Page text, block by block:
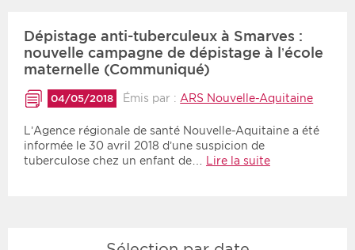
Dépistage anti-tuberculeux à Smarves :
nouvelle campagne de dépistage à l’école
maternelle (Communiqué)
04/05/2018 Émis par : ARS Nouvelle-Aquitaine
L’Agence régionale de santé Nouvelle-Aquitaine a été
informée le 30 avril 2018 d’une suspicion de
tuberculose chez un enfant de… Lire la suite